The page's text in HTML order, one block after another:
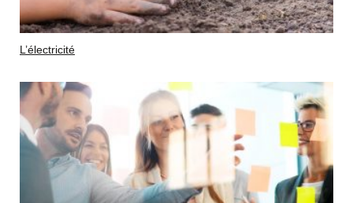
L’électricité